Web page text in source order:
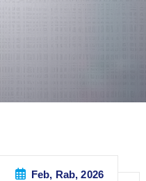
Feb, Rab, 2026